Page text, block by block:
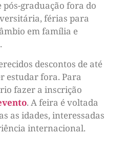
pós-graduação fora do
férias para
em família e
descontos de até
estudar fora. Para
fazer a inscrição
. A feira é voltada
as idades, interessadas
internacional.